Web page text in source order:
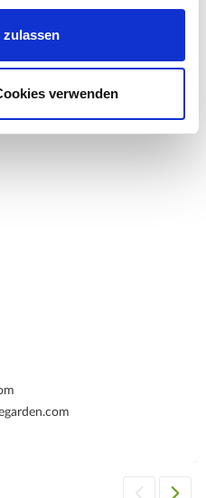
verwenden
und Spinnen eingestuft.